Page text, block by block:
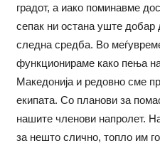
градот, а иако поминавме
сепак ни остана уште добар
следна средба. Во
функционираме како пења
Македонија и редовно сме
екипата. Со планови за
нашите членови напролет.
за нешто слично, топло им